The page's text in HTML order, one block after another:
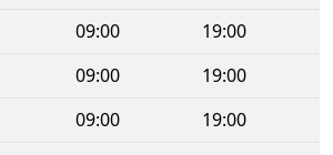
09:00
19:00
09:00
19:00
09:00
19:00